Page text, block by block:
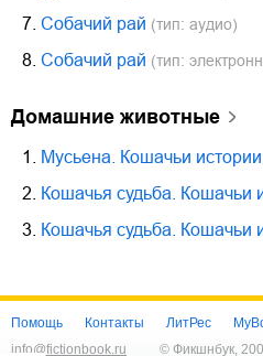
7. Собачий рай (тип: аудио)
8. Собачий рай (тип:
домашние животные
1. Мусьена. Кошачьи истории
2. Кошачья судьба. Кошачьи
3. Кошачья судьба. Кошачьи
Помощь Контакты ЛитРес
info@fictionbook.ru
© Фикшнбук,